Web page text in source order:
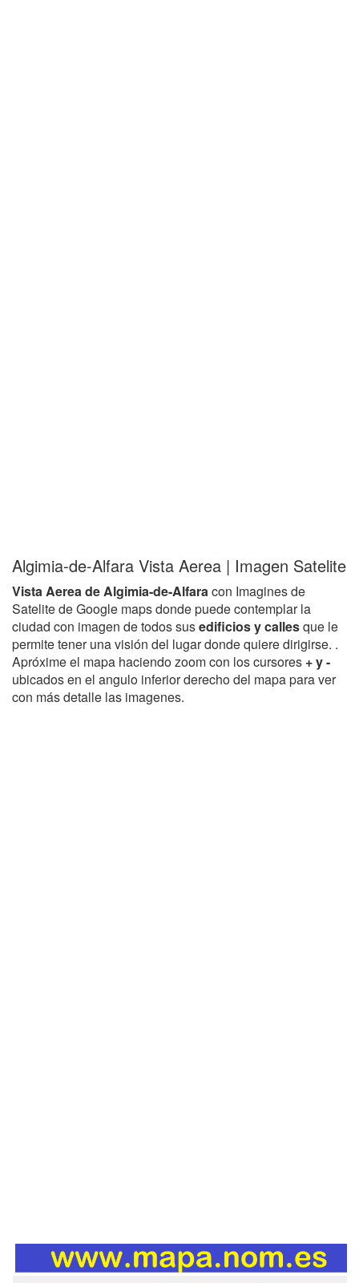
Algimia-de-Alfara Vista Aerea | Imagen Satelite
Vista Aerea de Algimia-de-Alfaracon Imagines de
Satelite de Google maps donde puede contemplar la
ciudad con imagen de todos susedificios y callesque le
permite tener una visión del lugar donde quiere dirigirse. .
Apróxime el mapa haciendo zoom con los cursores + y -
ubicados en el angulo inferior derecho del mapa para ver
con más detalle las imagenes.